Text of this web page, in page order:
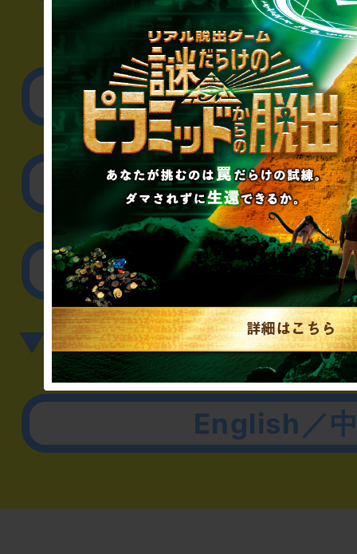
▼企業／法人の方
リアル脱出ゲーム制作
取材に関するお
その他のご相談／
▼英語、中国語でのお問
English／